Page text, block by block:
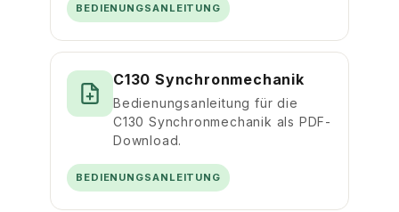
BEDIENUNGSANLEITUNG
C130 Synchronmechanik
Bedienungsanleitung für die
C130 Synchronmechanik als PDF-
Download.
BEDIENUNGSANLEITUNG